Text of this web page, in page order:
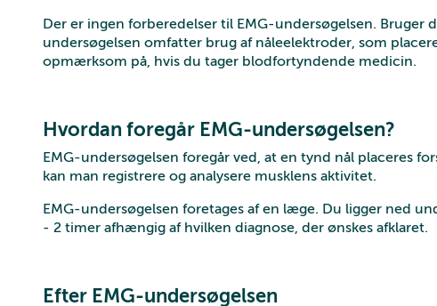
Der er ingen forberedelser til EMG-undersøgelsen. Bruger
undersøgelsen omfatter brug af nåleelektroder, som
opmærksom på, hvis du tager blodfortyndende medicin.
Hvordan foregår EMG-undersøgelsen?
EMG-undersøgelsen foregår ved, at en tynd nål placeres
kan man registrere og analysere musklens aktivitet.
EMG-undersøgelsen foretages af en læge. Du ligger ned
- 2 timer afhængig af hvilken diagnose, der ønskes afklaret.
Efter EMG-undersøgelsen